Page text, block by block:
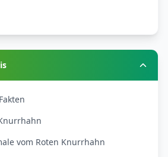
vom Roten Knurrhahn